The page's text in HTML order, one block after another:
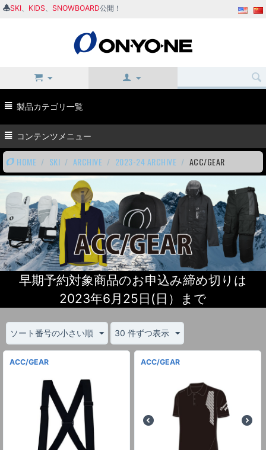
SKI KIDS SNOWBOARD公開！
製品カテゴリ一覧
コンテンツメニュー
HOME / SKI / ARCHIVE / 2023-24 ARCHIVE / ACC/GEAR
早期予約対象商品のお申込み締め切りは
2023年6月25日(日）まで
ソート番号の小さい順 30 件ずつ表示
ACC/GEAR ACC/GEAR